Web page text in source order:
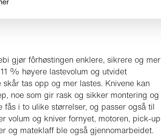
gjør fôrhøstingen enklere, sikrere og mer
% høyere lastevolum og utvidet
tas opp og mer lastes. Knivene kan
noe som gir rask og sikker montering og
fås i to ulike størrelser, og passer også til
volum og kniver fornyet, motoren, pick-up
og mateklaff ble også gjennomarbeidet.